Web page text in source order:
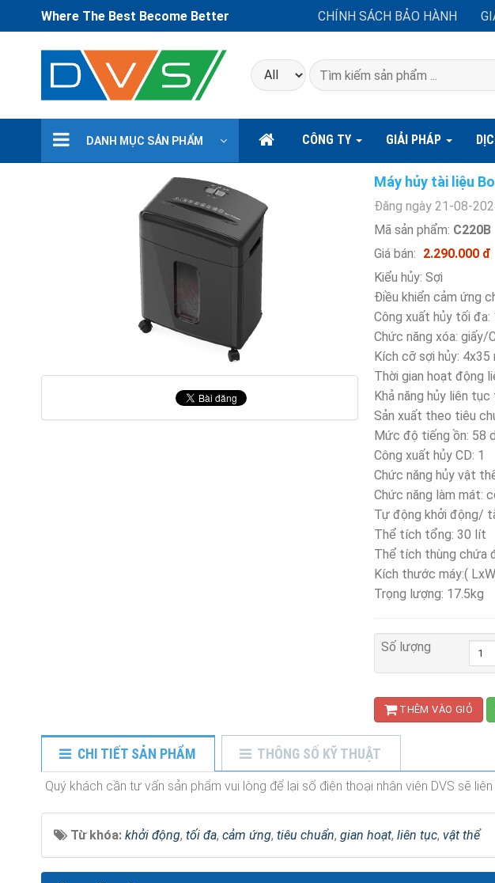
Where The Best Become Better CHÍNH SÁCH BẢO HÀNH
Tìm
kiếm:
DANH MỤC SẢN PHẨM CÔNG TY GIẢI PHÁP
Máy hủy tài liệu
Đăng ngày 21-08-
Mã sản phẩm: C220B
Giá bán: 2.290.000 đ
Kiểu hủy: Sợi
Điều khiển cảm ứng
Công xuất hủy tối
Chức năng xóa:
Kích cỡ sợi hủy: 4x35
Thời gian hoạt động
Khả năng hủy liên
Sản xuất theo tiêu
Mức độ tiếng ồn: 58
Công xuất hủy CD: 1
Chức năng hủy vật
Chức năng làm mát:
Tự động khởi động/
Thể tích tổng: 30 lít
Thể tích thùng chứa
Kích thước máy:(
Trọng lượng: 17.5kg
Số lượng
THÊM VÀO GIỎ
CHI TIẾT SẢN PHẨM THÔNG SỐ KỸ THUẬT
Quý khách cần tư vấn sản phẩm vui lòng để lại số điện thoại nhân viên DVS sẽ
Từ khóa: khởi động, tối đa, cảm ứng, tiêu chuẩn, gian hoạt, liên tục, vật thể